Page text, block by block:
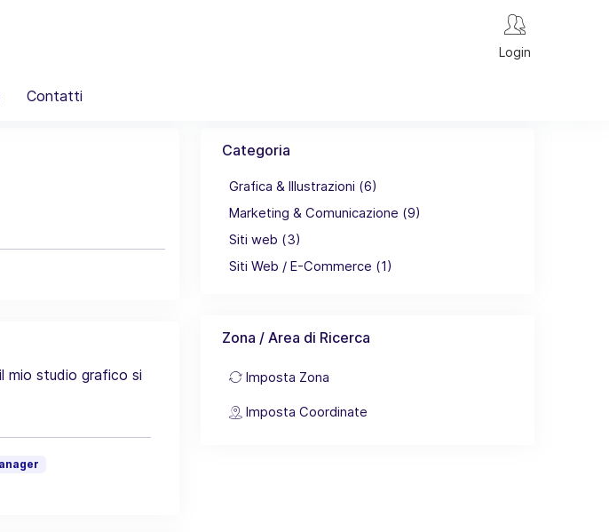
Login
Contatti
mio studio grafico si
Categoria
Grafica & Illustrazioni (6)
Marketing & Comunicazione (9)
Siti web (3)
Siti Web / E-Commerce (1)
Zona / Area di Ricerca
Imposta Zona
Imposta Coordinate